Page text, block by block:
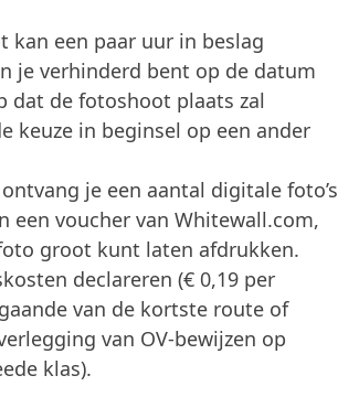
kan een paar uur in beslag
je verhinderd bent op de datum
dat de fotoshoot plaats zal
keuze in beginsel op een ander
je een aantal digitale foto’s
een voucher van Whitewall.com,
groot kunt laten afdrukken.
declareren (€ 0,19 per
van de kortste route of
van OV-bewijzen op
klas).